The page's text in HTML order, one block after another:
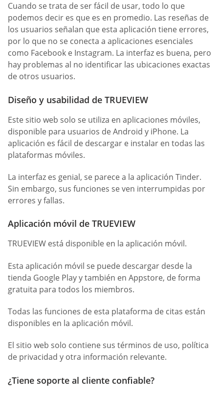
Cuando se trata de ser fácil de usar, todo lo que
podemos decir es que es en promedio. Las reseñas de
los usuarios señalan que esta aplicación tiene errores,
por lo que no se conecta a aplicaciones esenciales
como Facebook e Instagram. La interfaz es buena, pero
hay problemas al no identificar las ubicaciones exactas
de otros usuarios.
Diseño y usabilidad de TRUEVIEW
Este sitio web solo se utiliza en aplicaciones móviles,
disponible para usuarios de Android y iPhone. La
aplicación es fácil de descargar e instalar en todas las
plataformas móviles.
La interfaz es genial, se parece a la aplicación Tinder.
Sin embargo, sus funciones se ven interrumpidas por
errores y fallas.
Aplicación móvil de TRUEVIEW
TRUEVIEW está disponible en la aplicación móvil.
Esta aplicación móvil se puede descargar desde la
tienda Google Play y también en Appstore, de forma
gratuita para todos los miembros.
Todas las funciones de esta plataforma de citas están
disponibles en la aplicación móvil.
El sitio web solo contiene sus términos de uso, política
de privacidad y otra información relevante.
¿Tiene soporte al cliente confiable?